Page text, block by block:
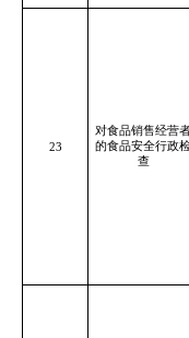
23
对食品销售经营
的食品安全行政
查